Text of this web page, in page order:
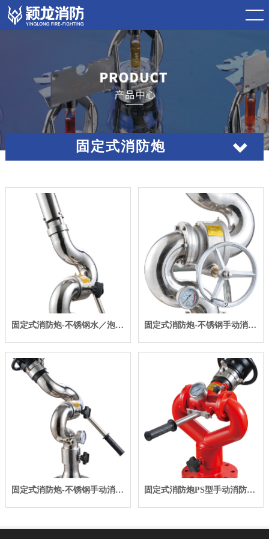
固定式消防炮
固定式消防炮-不锈钢水／泡沫两用消防炮PL型 固定式消防炮-不锈钢手动消防水炮PS10／80W
固定式消防炮-不锈钢手动消防水炮PS 固定式消防炮PS型手动消防水炮